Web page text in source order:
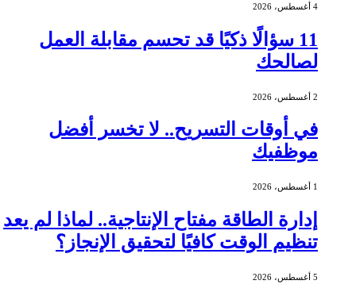
4 أغسطس، 2026
11 سؤالًا ذكيًا قد تحسم مقابلة العمل
لصالحك
2 أغسطس، 2026
في أوقات التسريح.. لا تخسر أفضل
موظفيك
1 أغسطس، 2026
إدارة الطاقة مفتاح الإنتاجية.. لماذا لم يعد
تنظيم الوقت كافيًا لتحقيق الإنجاز؟
5 أغسطس، 2026